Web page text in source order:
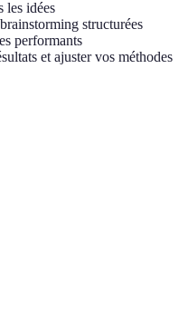
les idées
structurées
performants
et ajuster vos méthodes